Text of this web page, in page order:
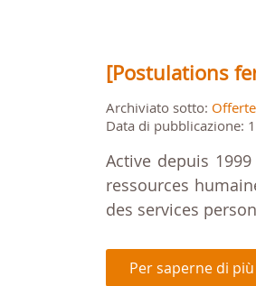
[Postulations
Archiviato sotto:
Data di pubblicazione:
Active depuis
ressources
des services
Per saperne di più